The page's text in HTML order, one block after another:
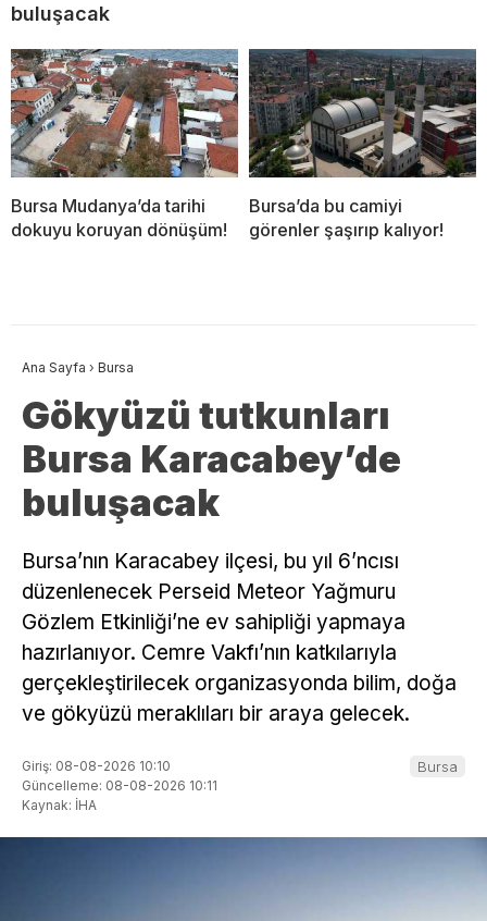
buluşacak
Bursa Mudanya’da tarihi
dokuyu koruyan dönüşüm!
Bursa’da bu camiyi
görenler şaşırıp kalıyor!
Ana Sayfa › Bursa
Gökyüzü tutkunları
Bursa Karacabey’de
buluşacak
Bursa’nın Karacabey ilçesi, bu yıl 6’ncısı
düzenlenecek Perseid Meteor Yağmuru
Gözlem Etkinliği’ne ev sahipliği yapmaya
hazırlanıyor. Cemre Vakfı’nın katkılarıyla
gerçekleştirilecek organizasyonda bilim, doğa
ve gökyüzü meraklıları bir araya gelecek.
Giriş: 08-08-2026 10:10
Güncelleme: 08-08-2026 10:11
Kaynak: İHA
Bursa